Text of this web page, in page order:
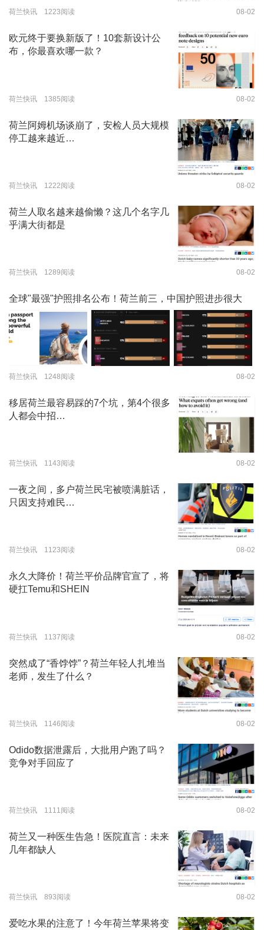
荷兰快讯 1223阅读 08-02
欧元终于要换新版了！10套新设计公
布，你最喜欢哪一款？
荷兰快讯 1385阅读 08-02
荷兰阿姆机场谈崩了，安检人员大规模
停工越来越近…
荷兰快讯 1222阅读 08-02
荷兰人取名越来越偷懒？这几个名字几
乎满大街都是
荷兰快讯 1289阅读 08-02
全球"最强"护照排名公布！荷兰前三，中国护照进步很大
荷兰快讯 1248阅读 08-02
移居荷兰最容易踩的7个坑，第4个很多
人都会中招…
荷兰快讯 1143阅读 08-02
一夜之间，多户荷兰民宅被喷满脏话，
只因支持难民…
荷兰快讯 1123阅读 08-02
永久大降价！荷兰平价品牌官宣了，将
硬扛Temu和SHEIN
荷兰快讯 1137阅读 08-02
突然成了“香饽饽”？荷兰年轻人扎堆当
老师，发生了什么？
荷兰快讯 1146阅读 08-02
Odido数据泄露后，大批用户跑了吗？
竞争对手回应了
荷兰快讯 1111阅读 08-02
荷兰又一种医生告急！医院直言：未来
几年都缺人
荷兰快讯 893阅读 08-02
爱吃水果的注意了！今年荷兰苹果将变